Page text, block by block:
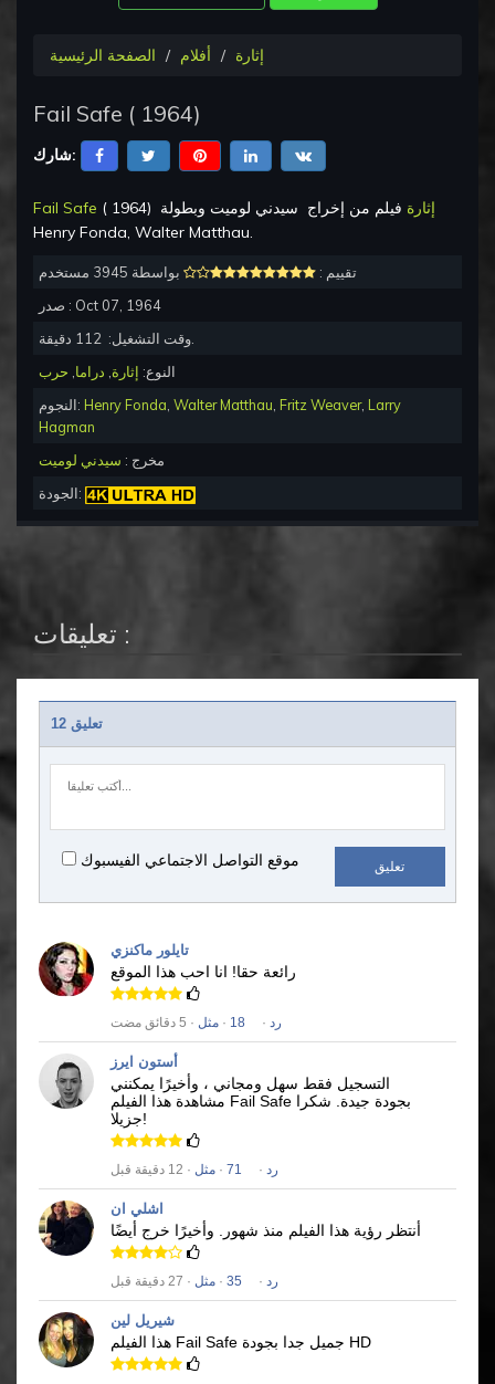
الصفحة الرئيسية أفلام إثارة
Fail Safe ( 1964)
شارك:
Fail Safe ( 1964) إثارة فيلم من إخراج سيدني لوميت
Henry Fonda, Walter Matthau.
تقييم :
بواسطة 3945 مستخدم
صدر : Oct 07, 1964
وقت التشغيل: 112
النوع: إثارة دراما حرب
النجوم: Henry Fonda Walter Matthau Fritz Weaver, Larry
Hagman
مخرج : سيدني لوميت
الجودة:
تعليقات :
12 تعليق
موقع التواصل الاجتماعي الفيسبوك تعليق
تايلور ماكنزي
رائعة حقا! انا احب هذا الموقع
رد ·
18
· مثل · 5 دقائق مضت
أستون ايرز
التسجيل فقط سهل ومجاني ، وأخيرًا يمكنني
Fail Safe بجودة جيدة. شكرا
جزيلا!
رد ·
71
· مثل · 12 دقيقة قبل
اشلي ان
أنتظر رؤية هذا الفيلم منذ شهور. وأخيرًا خرج أيضًا
رد ·
35
· مثل · 27 دقيقة قبل
شيريل لين
Fail Safe جميل جدا بجودة HD